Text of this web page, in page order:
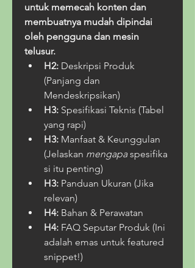
untuk memecah konten dan
membuatnya mudah dipindai
oleh pengguna dan mesin
telusur.
H2: Deskripsi Produk
(Panjang dan
Mendeskripsikan)
H3: Spesifikasi Teknis (Tabel
yang rapi)
H3: Manfaat & Keunggulan
(Jelaskan mengapa spesifika
si itu penting)
H3: Panduan Ukuran (Jika
relevan)
H4: Bahan & Perawatan
H4: FAQ Seputar Produk (Ini
adalah emas untuk featured
snippet!)